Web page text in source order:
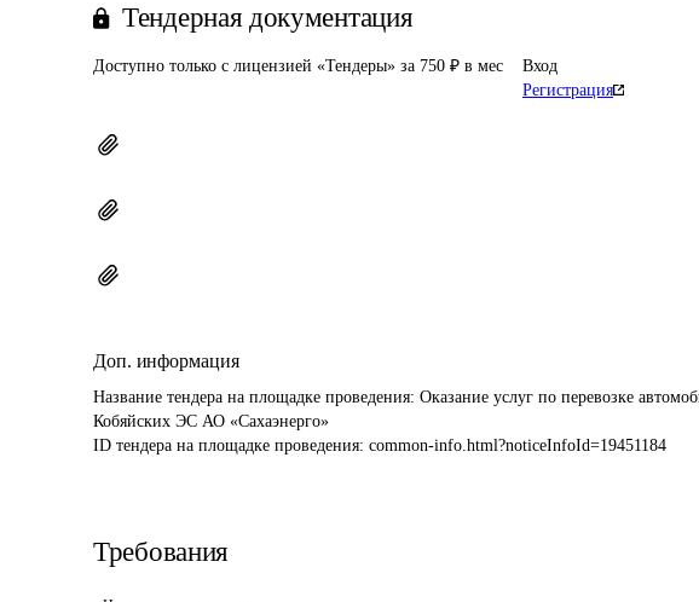
Тендерная документация
Доступно только с лицензией «Тендеры» за 750 ₽ в мес
Вход
Регистрация
Доп. информация
Название тендера на площадке проведения: Оказание уcлуг по перевозке
Кобяйских ЭС АО «Сахаэнерго»
ID тендера на площадке проведения: common-info.html?noticeInfoId=19451184
Требования